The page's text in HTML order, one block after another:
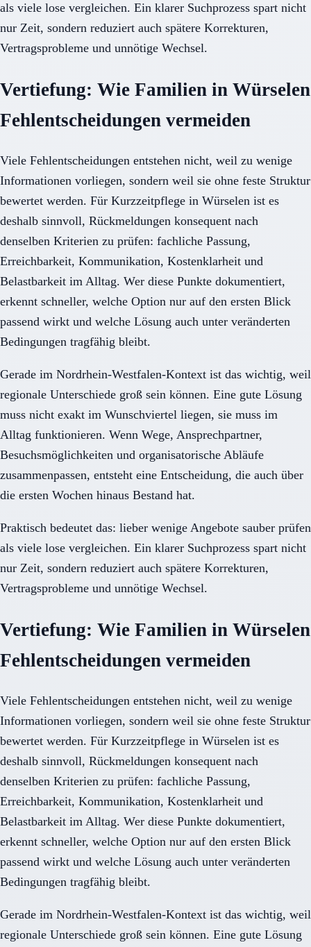
als viele lose vergleichen. Ein klarer Suchprozess spart nicht
nur Zeit, sondern reduziert auch spätere Korrekturen,
Vertragsprobleme und unnötige Wechsel.
Vertiefung: Wie Familien in Würselen
Fehlentscheidungen vermeiden
Viele Fehlentscheidungen entstehen nicht, weil zu wenige
Informationen vorliegen, sondern weil sie ohne feste Struktur
bewertet werden. Für Kurzzeitpflege in Würselen ist es
deshalb sinnvoll, Rückmeldungen konsequent nach
denselben Kriterien zu prüfen: fachliche Passung,
Erreichbarkeit, Kommunikation, Kostenklarheit und
Belastbarkeit im Alltag. Wer diese Punkte dokumentiert,
erkennt schneller, welche Option nur auf den ersten Blick
passend wirkt und welche Lösung auch unter veränderten
Bedingungen tragfähig bleibt.
Gerade im Nordrhein-Westfalen-Kontext ist das wichtig, weil
regionale Unterschiede groß sein können. Eine gute Lösung
muss nicht exakt im Wunschviertel liegen, sie muss im
Alltag funktionieren. Wenn Wege, Ansprechpartner,
Besuchsmöglichkeiten und organisatorische Abläufe
zusammenpassen, entsteht eine Entscheidung, die auch über
die ersten Wochen hinaus Bestand hat.
Praktisch bedeutet das: lieber wenige Angebote sauber prüfen
als viele lose vergleichen. Ein klarer Suchprozess spart nicht
nur Zeit, sondern reduziert auch spätere Korrekturen,
Vertragsprobleme und unnötige Wechsel.
Vertiefung: Wie Familien in Würselen
Fehlentscheidungen vermeiden
Viele Fehlentscheidungen entstehen nicht, weil zu wenige
Informationen vorliegen, sondern weil sie ohne feste Struktur
bewertet werden. Für Kurzzeitpflege in Würselen ist es
deshalb sinnvoll, Rückmeldungen konsequent nach
denselben Kriterien zu prüfen: fachliche Passung,
Erreichbarkeit, Kommunikation, Kostenklarheit und
Belastbarkeit im Alltag. Wer diese Punkte dokumentiert,
erkennt schneller, welche Option nur auf den ersten Blick
passend wirkt und welche Lösung auch unter veränderten
Bedingungen tragfähig bleibt.
Gerade im Nordrhein-Westfalen-Kontext ist das wichtig, weil
regionale Unterschiede groß sein können. Eine gute Lösung